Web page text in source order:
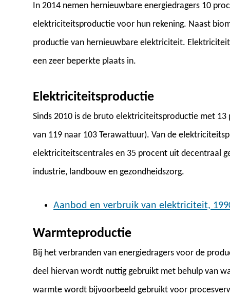
In 2014 nemen hernieuwbare energiedragers 10
elektriciteitsproductie voor hun rekening. Naast
productie van hernieuwbare elektriciteit.
een zeer beperkte plaats in.
Elektriciteitsproductie
Sinds 2010 is de bruto elektriciteitsproductie met 13
van 119 naar 103 Terawattuur). Van de
elektriciteitscentrales en 35 procent uit decentraal
industrie, landbouw en gezondheidszorg.
Aanbod en verbruik van elektriciteit,
Warmteproductie
Bij het verbranden van energiedragers voor de
deel hiervan wordt nuttig gebruikt met behulp van
warmte wordt bijvoorbeeld gebruikt voor